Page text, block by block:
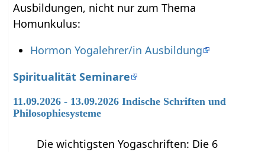
Ausbildungen, nicht nur zum Thema
Homunkulus:
Hormon Yogalehrer/in Ausbildung
Spiritualität Seminare
11.09.2026 - 13.09.2026 Indische Schriften und
Philosophiesysteme
Die wichtigsten Yogaschriften: Die 6